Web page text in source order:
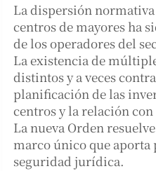
La dispersión
centros de mayores ha
de los operadores del
La existencia de
distintos y a veces
planificación de las
centros y la relación
La nueva Orden
marco único que
seguridad jurídica.